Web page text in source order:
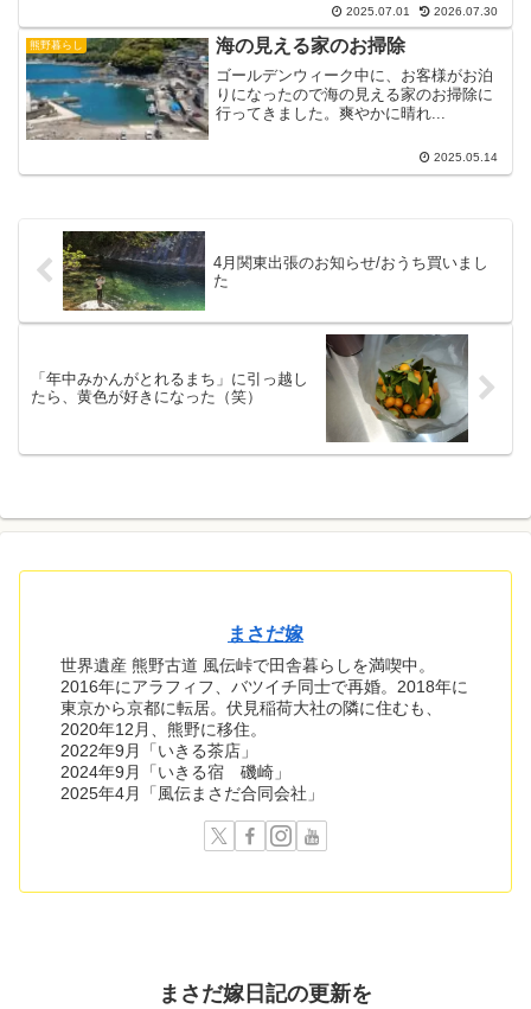
2025.07.01 2026.07.30
熊野暮らし 海の見える家のお掃除
ゴールデンウィーク中に、お客様がお泊
りになったので海の見える家のお掃除に
行ってきました。爽やかに晴れ...
2025.05.14
4月関東出張のお知らせ/おうち買いまし
た
「年中みかんがとれるまち」に引っ越し
たら、黄色が好きになった（笑）
まさだ嫁
世界遺産 熊野古道 風伝峠で田舎暮らしを満喫中。
2016年にアラフィフ、バツイチ同士で再婚。2018年に
東京から京都に転居。伏見稲荷大社の隣に住むも、
2020年12月、熊野に移住。
2022年9月「いきる茶店」
2024年9月「いきる宿 磯崎」
2025年4月「風伝まさだ合同会社」
まさだ嫁日記の更新を